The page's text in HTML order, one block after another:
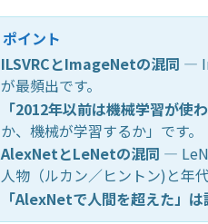
ポイント
ILSVRCとImageNetの混同 —
が最頻出です。
「2012年以前は機械学習が使
か、機械が学習するか」です。
AlexNetとLeNetの混同 —
人物（ルカン／ヒントン)と年
「AlexNetで人間を超えた」は